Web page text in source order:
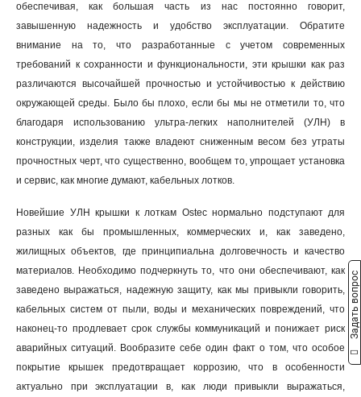
обеспечивая, как большая часть из нас постоянно говорит,
завышенную надежность и удобство эксплуатации. Обратите
внимание на то, что разработанные с учетом современных
требований к сохранности и функциональности, эти крышки как раз
различаются высочайшей прочностью и устойчивостью к действию
окружающей среды. Было бы плохо, если бы мы не отметили то, что
благодаря использованию ультра-легких наполнителей (УЛН) в
конструкции, изделия также владеют сниженным весом без утраты
прочностных черт, что существенно, вообщем то, упрощает установка
и сервис, как многие думают, кабельных лотков.
Новейшие УЛН крышки к лоткам Ostec нормально подступают для
разных как бы промышленных, коммерческих и, как заведено,
жилищных объектов, где принципиальна долговечность и качество
материалов. Необходимо подчеркнуть то, что они обеспечивают, как
заведено выражаться, надежную защиту, как мы привыкли говорить,
кабельных систем от пыли, воды и механических повреждений, что
наконец-то продлевает срок службы коммуникаций и понижает риск
аварийных ситуаций. Вообразите себе один факт о том, что особое
покрытие крышек предотвращает коррозию, что в особенности
актуально при эксплуатации в, как люди привыкли выражаться,
Задать вопрос